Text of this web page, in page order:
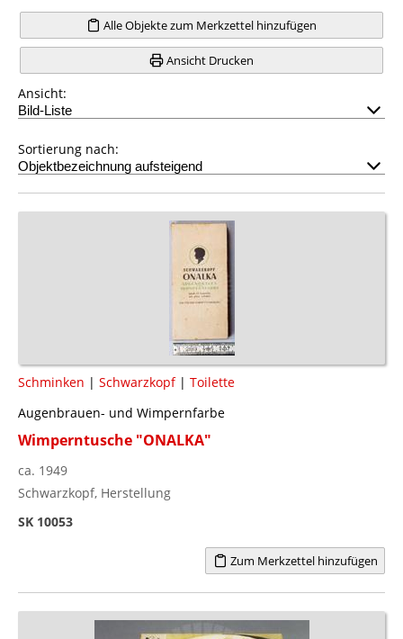
Alle Objekte zum Merkzettel hinzufügen
Ansicht Drucken
Ansicht:
Sortierung nach:
Schminken | Schwarzkopf| Toilette
Augenbrauen- und Wimpernfarbe
Wimperntusche "ONALKA"
ca. 1949
Schwarzkopf, Herstellung
SK 10053
Zum Merkzettel hinzufügen